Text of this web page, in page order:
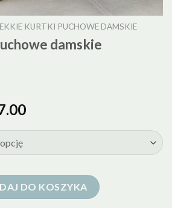
KURTKI PUCHOWE DAMSKIE
damskie
damskie
DO KOSZYKA